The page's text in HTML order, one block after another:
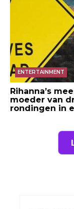
ENTERTAINMENT
Rihanna’s
moeder van
rondingen in